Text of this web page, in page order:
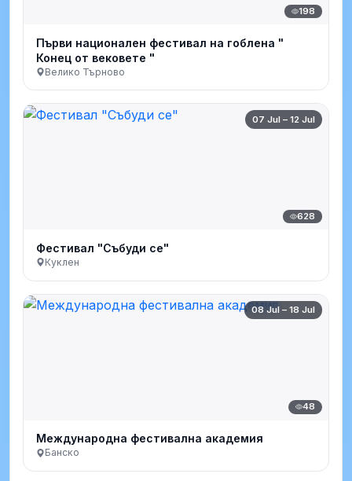
198
Първи национален фестивал на гоблена "
Конец от вековете "
Велико Търново
07 Jul – 12 Jul
628
Фестивал "Събуди се"
Куклен
08 Jul – 18 Jul
48
Международна фестивална академия
Банско